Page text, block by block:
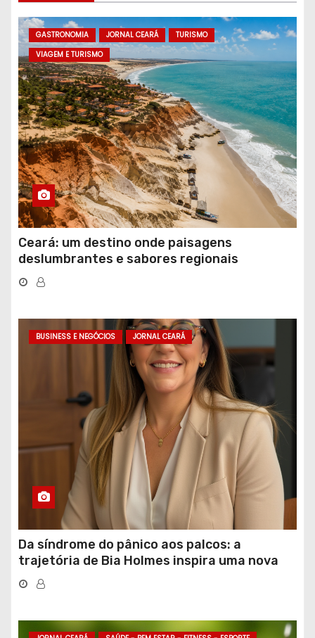
GASTRONOMIA JORNAL CEARÁ
TURISMO
VIAGEM E TURISMO
Ceará: um destino onde paisagens
deslumbrantes e sabores regionais
conquistam turistas
BUSINESS E NEGÓCIOS JORNAL CEARÁ
Da síndrome do pânico aos palcos: a
trajetória de Bia Holmes inspira uma nova
geração de mulheres líderes